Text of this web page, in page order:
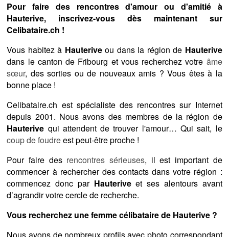
Pour faire des rencontres d'amour ou d'amitié à
Hauterive, inscrivez-vous dès maintenant sur
Celibataire.ch !
Vous habitez à Hauteriveou dans la région de Hauterive
dans le canton de Fribourg et vous recherchez votre âme
sœur, des sorties ou de nouveaux amis ? Vous êtes à la
bonne place !
Celibataire.ch est spécialiste des rencontres sur Internet
depuis 2001. Nous avons des membres de la région de
Hauterive qui attendent de trouver l'amour… Qui sait, le
coup de foudreest peut-être proche !
Pour faire des rencontres sérieuses, il est important de
commencer à rechercher des contacts dans votre région :
commencez donc par Hauteriveet ses alentours avant
d’agrandir votre cercle de recherche.
Vous recherchez une femme célibataire de Hauterive ?